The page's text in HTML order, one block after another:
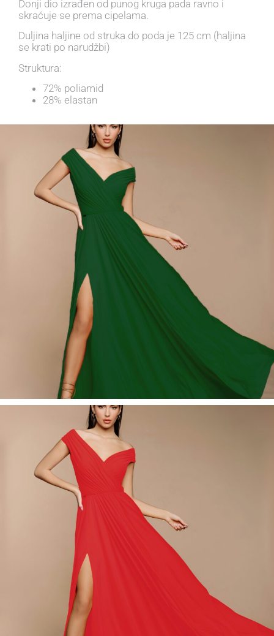
Donji dio izrađen od punog kruga pada ravno i
skraćuje se prema cipelama.
Duljina haljine od struka do poda je 125 cm (haljina
se krati po narudžbi)
Struktura:
72% poliamid
28% elastan